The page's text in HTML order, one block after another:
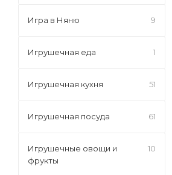
Игра в Няню 9
Игрушечная еда 1
Игрушечная кухня 51
Игрушечная посуда 61
Игрушечные овощи и
фрукты
10